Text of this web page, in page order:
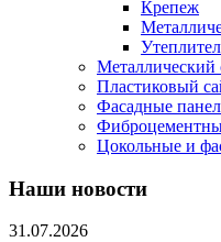
Крепеж
Металлический
Пластиковый
Фасадные
Цокольные и
Наши новости
31.07.2026